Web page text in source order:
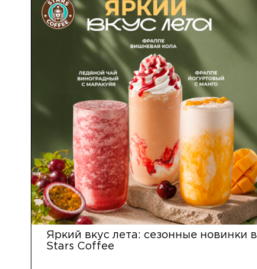
Яркий вкус лета: сезонные новинки в
Stars Coffee